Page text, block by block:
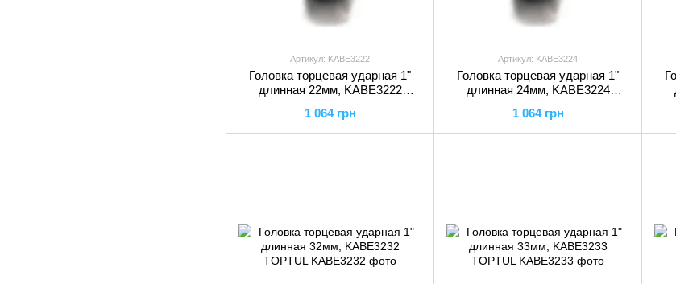
Артикул: KABE3222
Головка торцевая ударная 1"
длинная 22мм, KABE3222
1 064 грн
Артикул: KABE3224
Головка торцевая ударная 1"
длинная 24мм, KABE3224
1 064 грн